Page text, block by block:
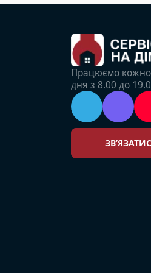
Працюємо
дня з 8.00 до